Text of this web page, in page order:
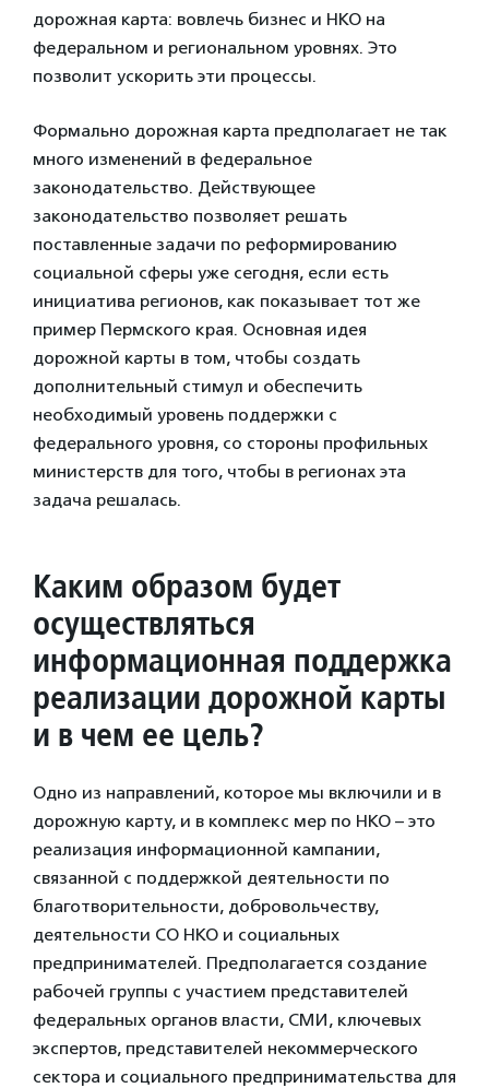
дорожная карта: вовлечь бизнес и НКО на
федеральном и региональном уровнях. Это
позволит ускорить эти процессы.
Формально дорожная карта предполагает не так
много изменений в федеральное
законодательство. Действующее
законодательство позволяет решать
поставленные задачи по реформированию
социальной сферы уже сегодня, если есть
инициатива регионов, как показывает тот же
пример Пермского края. Основная идея
дорожной карты в том, чтобы создать
дополнительный стимул и обеспечить
необходимый уровень поддержки с
федерального уровня, со стороны профильных
министерств для того, чтобы в регионах эта
задача решалась.
Каким образом будет
осуществляться
информационная поддержка
реализации дорожной карты
и в чем ее цель?
Одно из направлений, которое мы включили и в
дорожную карту, и в комплекс мер по НКО – это
реализация информационной кампании,
связанной с поддержкой деятельности по
благотворительности, добровольчеству,
деятельности СО НКО и социальных
предпринимателей. Предполагается создание
рабочей группы с участием представителей
федеральных органов власти, СМИ, ключевых
экспертов, представителей некоммерческого
сектора и социального предпринимательства для